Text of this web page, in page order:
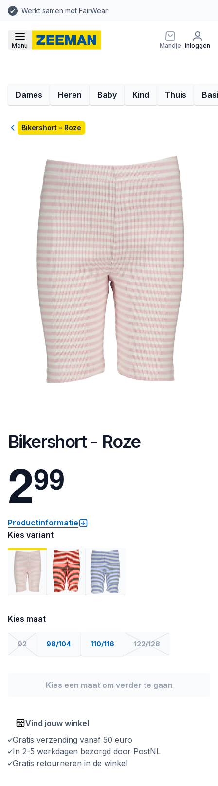
Werkt samen met FairWear
Menu Mandje Inloggen
Dames Heren Baby Kind Thuis
TerugBikershort - Roze
Bikershort - Roze
299
Productinformatie
Kies variant
Kies maat
92 98/104 110/116 122/128
Kies een maat om verder te gaan
Vind jouw winkel
Gratis verzending vanaf 50 euro
In 2-5 werkdagen bezorgd door PostNL
Gratis retourneren in de winkel